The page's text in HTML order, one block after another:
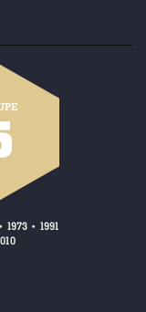
• 1973 • 1991